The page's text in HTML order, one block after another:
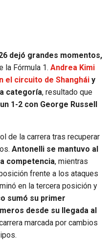
dejó grandes momentos,
la Fórmula 1. Andrea Kimi
el circuito de Shanghái y
categoría, resultado que
1-2 con George Russell
de la carrera tras recuperar
Antonelli se mantuvo al
competencia, mientras
frente a los ataques
en la tercera posición y
sumó su primer
desde su llegada al
marcada por cambios